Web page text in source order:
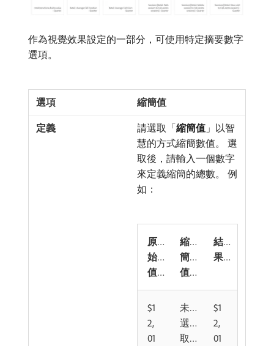
作為視覺效果設定的一部分，可使用特定摘要數字
選項。
縮簡值
請選取「縮簡值 」以智
慧的方式縮簡數值。 選
取後，請輸入一個數字
來定義縮簡的總數。 例
如：
原
始
值
縮
簡
值
結
果
$1
2,
01
未
選
取
$1
2,
01